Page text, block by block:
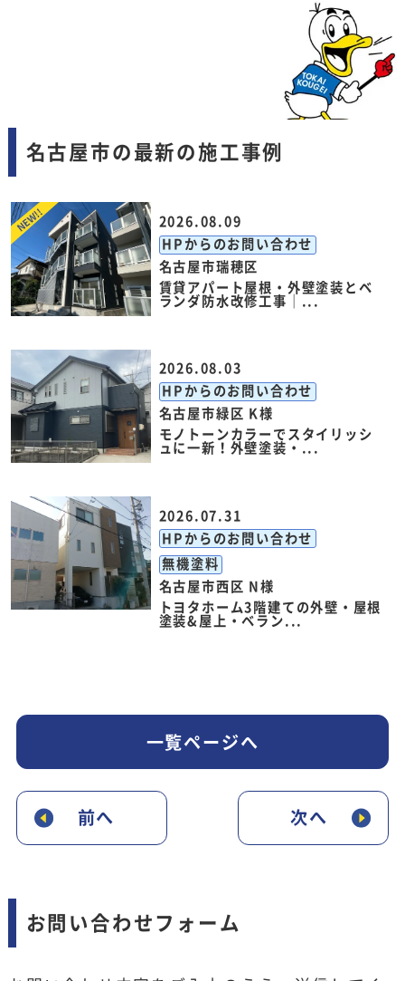
名古屋市の最新の施工事例
2026.08.09
HPからのお問い合わせ
名古屋市瑞穂区
賃貸アパート屋根・外壁塗装とベ
ランダ防水改修工事｜...
2026.08.03
HPからのお問い合わせ
名古屋市緑区 K様
モノトーンカラーでスタイリッシ
ュに一新！外壁塗装・...
2026.07.31
HPからのお問い合わせ
無機塗料
名古屋市西区 N様
トヨタホーム3階建ての外壁・屋根
塗装&屋上・ベラン...
前へ
一覧ページへ
次へ
お問い合わせフォーム